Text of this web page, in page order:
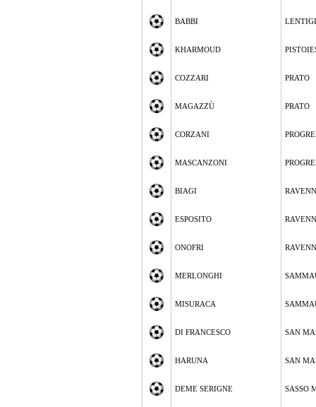
BABBI
KHARMOUD
COZZARI PRATO
MAGAZZÙ PRATO
CORZANI
MASCANZONI
BIAGI
ESPOSITO
ONOFRI
MERLONGHI
MISURACA
DI FRANCESCO SAN
HARUNA SAN
DEME SERIGNE SASSO